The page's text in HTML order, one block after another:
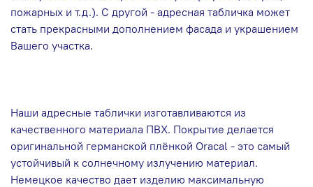
пожарных и т.д.). С другой - адресная табличка может
стать прекрасными дополнением фасада и украшением
Вашего участка.
Наши адресные таблички изготавливаются из
качественного материала ПВХ. Покрытие делается
оригинальной германской плёнкой Oracal - это самый
устойчивый к солнечному излучению материал.
Немецкое качество дает изделию максимальную